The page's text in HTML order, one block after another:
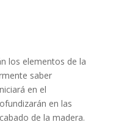
los elementos de la
saber
en el
en las
de la madera.